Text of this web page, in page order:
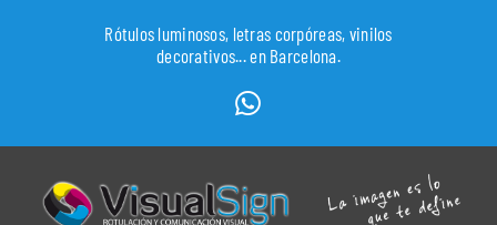
Rótulos luminosos, letras corpóreas, vinilos
decorativos... en Barcelona.
WhatsApp